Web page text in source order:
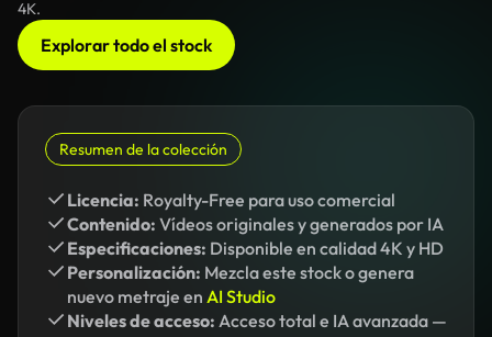
4K.
Explorar todo el stock
Resumen de la colección
Licencia: Royalty-Free para uso comercial
Contenido: Vídeos originales y generados por IA
Especificaciones: Disponible en calidad 4K y HD
Personalización: Mezcla este stock o genera
nuevo metraje en AI Studio
Niveles de acceso: Acceso total e IA avanzada —